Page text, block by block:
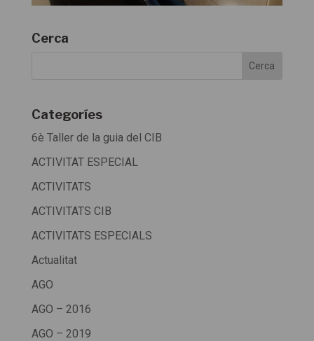
Cerca
Categoríes
6è Taller de la guia del CIB
ACTIVITAT ESPECIAL
ACTIVITATS
ACTIVITATS CIB
ACTIVITATS ESPECIALS
Actualitat
AGO
AGO – 2016
AGO – 2019